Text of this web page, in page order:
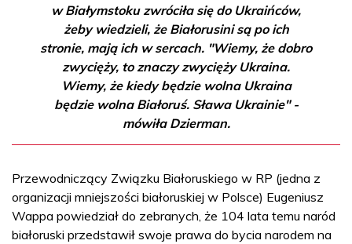
w Białymstoku zwróciła się do Ukraińców,
żeby wiedzieli, że Białorusini są po ich
stronie, mają ich w sercach. "Wiemy, że dobro
zwycięży, to znaczy zwycięży Ukraina.
Wiemy, że kiedy będzie wolna Ukraina
będzie wolna Białoruś. Sława Ukrainie" -
mówiła Dzierman.
Przewodniczący Związku Białoruskiego w RP (jedna z
organizacji mniejszości białoruskiej w Polsce) Eugeniusz
Wappa powiedział do zebranych, że 104 lata temu naród
białoruski przedstawił swoje prawa do bycia narodem na